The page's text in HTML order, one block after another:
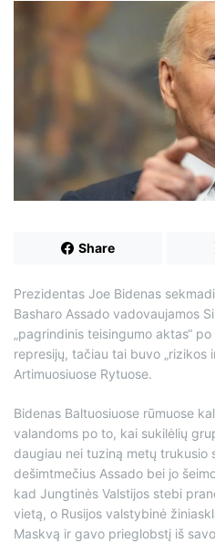
Share
Prezidentas Joe Bidenas
Basharo Assado vadovaujamos
„pagrindinis teisingumo aktas“
represijų, tačiau tai buvo „rizikos
Artimuosiuose Rytuose.
Bidenas Baltuosiuose rūmuose
valandoms po to, kai sukilėlių
daugiau nei tuziną metų trukusio
dešimtmečius Assado bei jo
kad Jungtinės Valstijos stebi
vietą, o Rusijos valstybinė
Maskvą ir gavo prieglobstį iš